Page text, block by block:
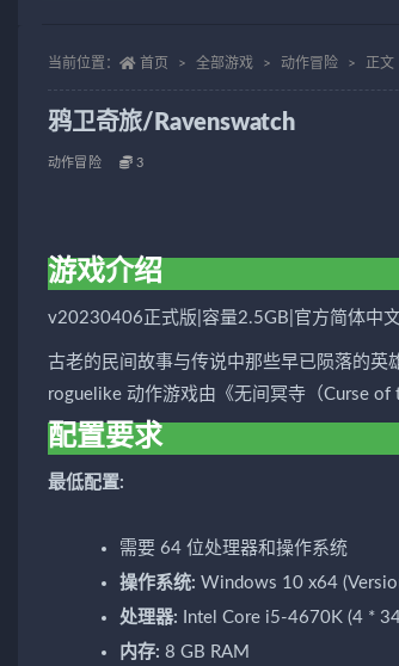
当前位置： 首页 全部游戏 动作冒险 正文
鸦卫奇旅/Ravenswatch
动作冒险 3
游戏介绍
v20230406正式版|容量2.5GB|官方简体中
古老的民间故事与传说中那些早已陨落的
roguelike 动作游戏由《无间冥寺（Curse
配置要求
最低配置:
需要 64 位处理器和操作系统
操作系统: Windows 10 x64
处理器: Intel Core i5-4670K (4 *
内存: 8 GB RAM